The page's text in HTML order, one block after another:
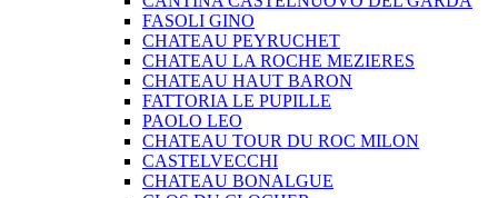
FASOLI GINO
CHATEAU PEYRUCHET
CHATEAU LA ROCHE MEZIERES
CHATEAU HAUT BARON
FATTORIA LE PUPILLE
PAOLO LEO
CHATEAU TOUR DU ROC MILON
CASTELVECCHI
CHATEAU BONALGUE